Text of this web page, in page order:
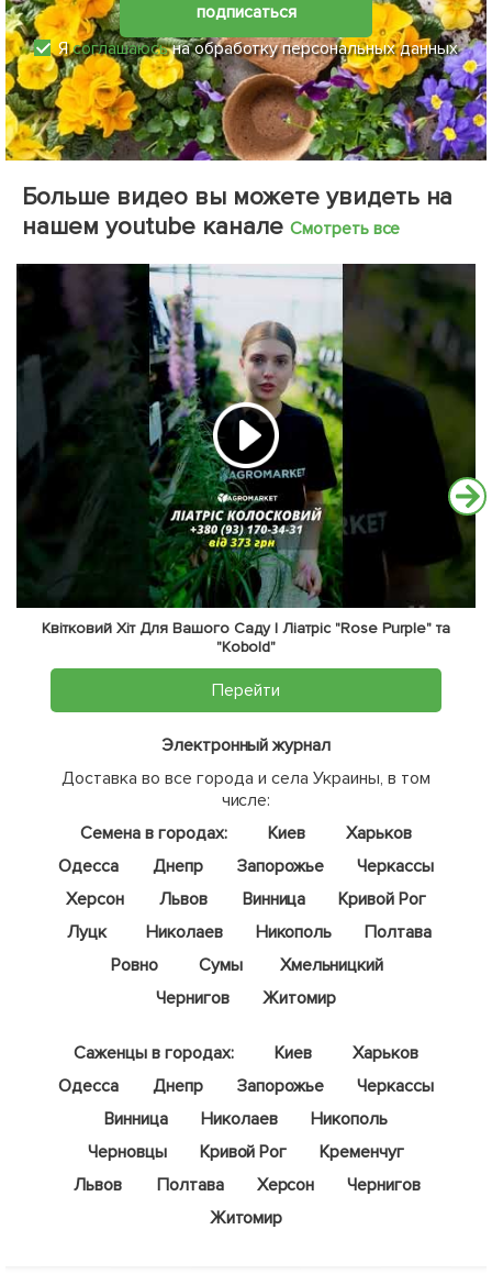
подписаться
Ясоглашаюсьна обработку персональных данных
Больше видео вы можете увидеть на
нашем youtube канале Смотреть все
Квітковий Хіт Для Вашого Саду | Ліатріс "Rose Purple" та
"Kobold"
Перейти
Электронный журнал
Доставка во все города и села Украины, в том
числе:
Семена в городах:
Киев
Харьков
Одесса
Днепр Запорожье
Черкассы
Херсон
Львов Винница
Кривой Рог
Луцк
Николаев Никополь
Полтава
Ровно
Сумы
Хмельницкий
Чернигов
Житомир
Саженцы в городах: Киев
Харьков
Одесса
Днепр Запорожье
Черкассы
Винница
Николаев
Никополь
Черновцы
Кривой Рог
Кременчуг
Львов
Полтава Херсон
Чернигов
Житомир